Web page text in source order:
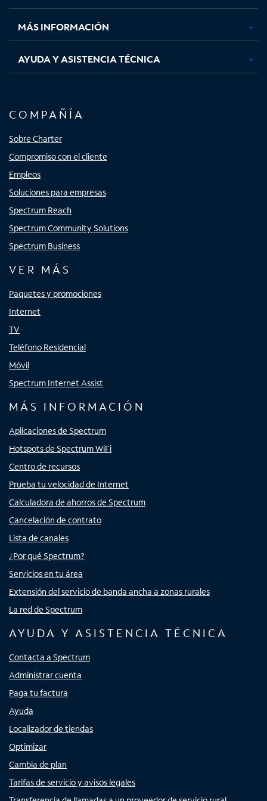
nuevanuevanuevanueva
MÁS INFORMACIÓN
AYUDA Y ASISTENCIA TÉCNICA
COMPAÑÍA
Sobre Charter
Compromiso con el cliente
Empleos
Soluciones para empresas
Spectrum Reach
Spectrum Community Solutions
Spectrum Business
VER MÁS
Paquetes y promociones
Internet
TV
Teléfono Residencial
Móvil
Spectrum Internet Assist
MÁS INFORMACIÓN
Aplicaciones de Spectrum
Hotspots de Spectrum WiFi
Centro de recursos
Prueba tu velocidad de Internet
Calculadora de ahorros de Spectrum
Cancelación de contrato
Lista de canales
¿Por qué Spectrum?
Servicios en tu área
Extensión del servicio de banda ancha a zonas rurales
La red de Spectrum
AYUDA Y ASISTENCIA TÉCNICA
Contacta a Spectrum
Administrar cuenta
Paga tu factura
Ayuda
Localizador de tiendas
Optimizar
Cambia de plan
Tarifas de servicio y avisos legales